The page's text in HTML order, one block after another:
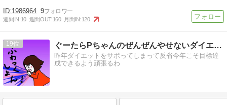
1986964 9
週間IN:10 週間OUT:160 月間IN:120
19 ぐーたらPちゃんのぜんぜんやせないダイエット
昨年ダイエットをサボってしまって反省今年こそ目標達
成できるよう頑張るわ